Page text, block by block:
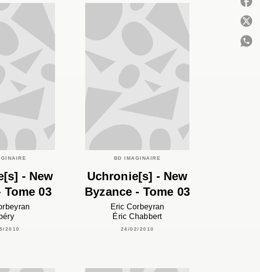
- New
Tome 03
2010
BD IMAGINAIRE
Uchronie[s] - New
Byzance - Tome 03
Eric Corbeyran
Éric Chabbert
24/02/2010